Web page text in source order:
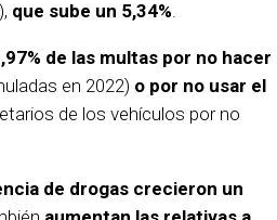
que sube un 5,34%.
de las multas por no hacer
en 2022) o por no usar el
de los vehículos por no
de drogas crecieron un